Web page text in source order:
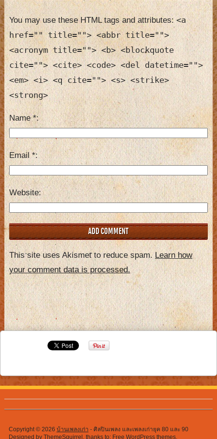
You may use these HTML tags and attributes:<a
href="" title=""> <abbr title="">
<acronym title=""> <b> <blockquote
cite=""> <cite> <code> <del datetime="">
<em> <i> <q cite=""> <s> <strike>
<strong>
Name*
Email *
Website
This site uses Akismet to reduce spam. Learn how
your comment data is processed.
Copyright © 2026 บ้านเพลงเก่า - ศิลปินเพลง และเพลงเก่ายุค 80 และ 90
Designed by ThemeSquirrel , thanks to: Free WordPress themes,